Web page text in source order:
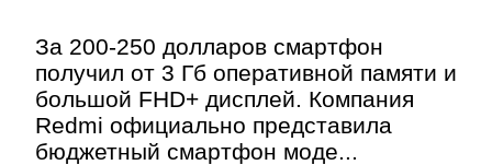
За 200-250 долларов смартфон
получил от 3 Гб оперативной памяти и
большой FHD+ дисплей. Компания
Redmi официально представила
бюджетный смартфон моде...
Контакт»